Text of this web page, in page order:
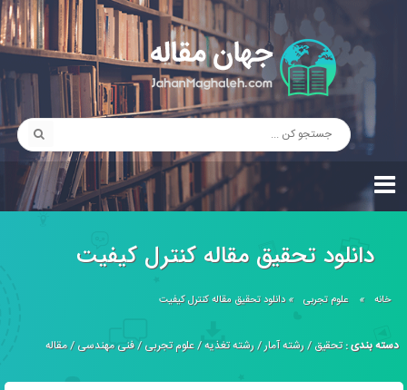
دانلود تحقیق مقاله کنترل کیفیت
خانه » علوم تجربی »دانلود تحقیق مقاله کنترل کیفیت
دسته بندی :تحقیق/رشته آمار/رشته تغذیه/علوم تجربی/فنی مهندسی/مقاله